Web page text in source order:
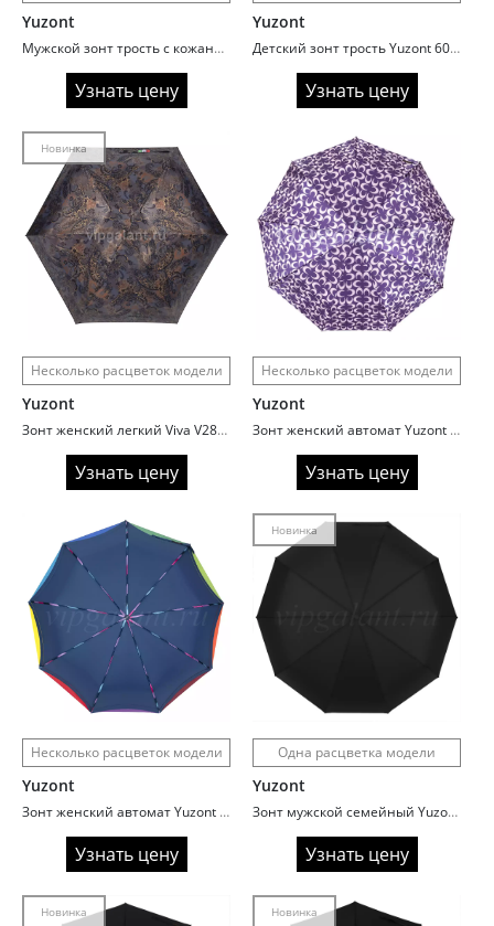
Yuzont
Мужской зонт трость с кожаной ручкой Almas 430
Узнать цену
Yuzont
Детский зонт трость Yuzont 603 Zoo
Узнать цену
Новинка
Несколько расцветок модели
Yuzont
Зонт женский легкий Viva V281 полиэстер с пропиткой
Узнать цену
Несколько расцветок модели
Yuzont
Зонт женский автомат Yuzont 1099 Орнамент
Узнать цену
Несколько расцветок модели
Yuzont
Зонт женский автомат Yuzont 1018 разноцветный
Узнать цену
Новинка
Одна расцветка модели
Yuzont
Зонт мужской семейный Yuzont 911A прямая ручка
Узнать цену
Новинка Новинка